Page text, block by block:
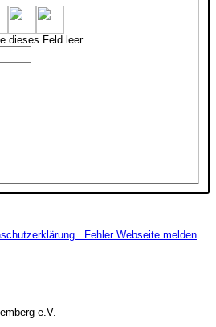
dieses Feld leer
Fehler Webseite melden
e.V.